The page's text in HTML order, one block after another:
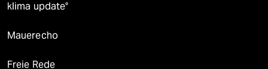
klima update°
Mauerecho
Freie Rede